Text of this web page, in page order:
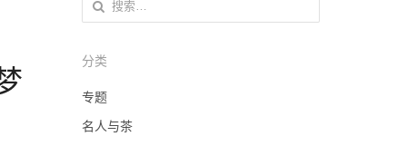
分类
专题
名人与茶